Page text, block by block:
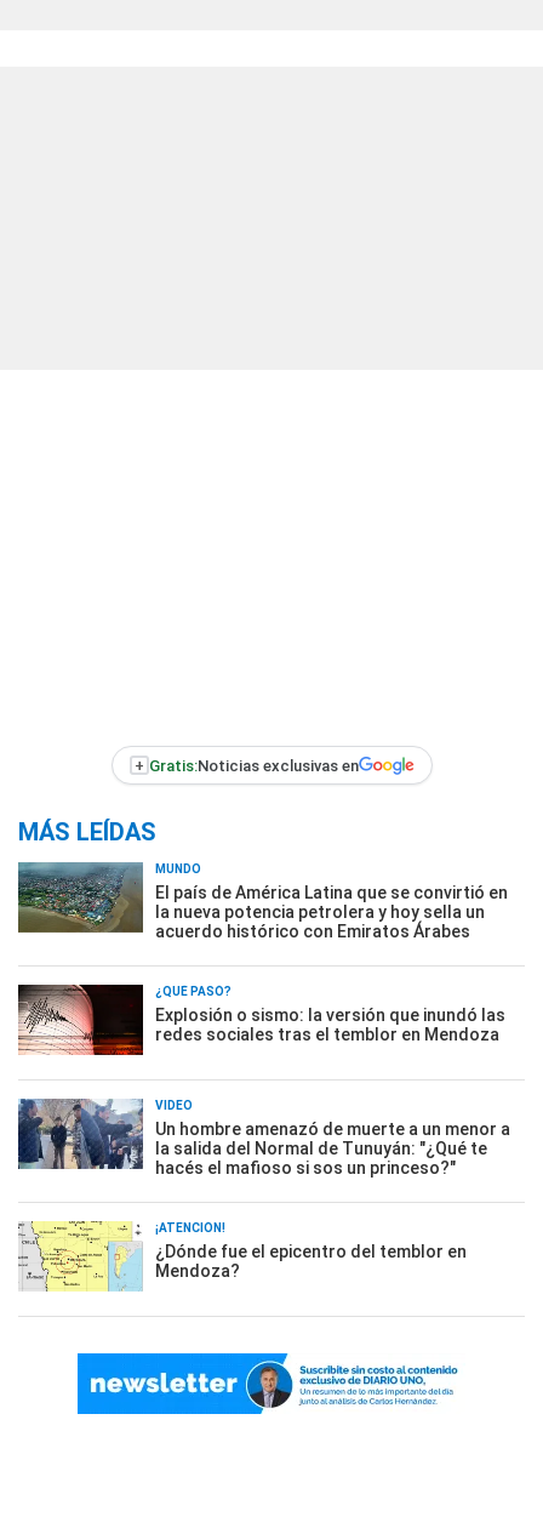
+ Gratis:Noticias exclusivas en
MÁS LEÍDAS
MUNDO
El país de América Latina que se convirtió en
la nueva potencia petrolera y hoy sella un
acuerdo histórico con Emiratos Árabes
¿QUÉ PASÓ?
Explosión o sismo: la versión que inundó las
redes sociales tras el temblor en Mendoza
VIDEO
Un hombre amenazó de muerte a un menor a
la salida del Normal de Tunuyán: "¿Qué te
hacés el mafioso si sos un princeso?"
¡ATENCIÓN!
¿Dónde fue el epicentro del temblor en
Mendoza?